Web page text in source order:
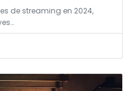
de streaming en 2024,